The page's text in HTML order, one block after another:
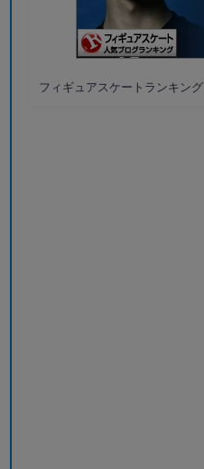
フィギュアスケートランキング